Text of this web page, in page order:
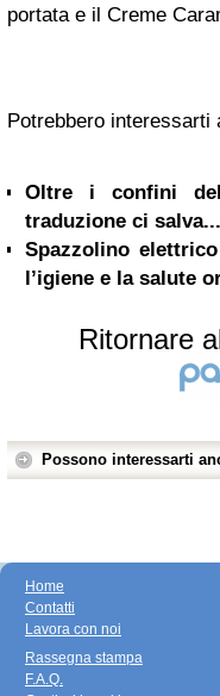
portata e il Creme
Potrebbero interessarti
Oltre i confini
traduzione ci salva...
Spazzolino
l’igiene e la salute
Ritornare
Possono interessarti
Home
Contatti
Lavora con noi
Rassegna stampa
F.A.Q.